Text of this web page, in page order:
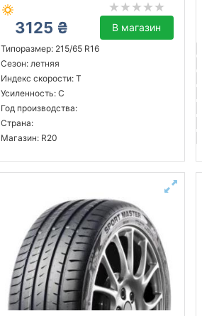
3125 ₴ В магазин
Типоразмер: 215/65 R16
Сезон: летняя
Индекс скорости: T
Усиленность: C
Год производства:
Страна:
Магазин: R20